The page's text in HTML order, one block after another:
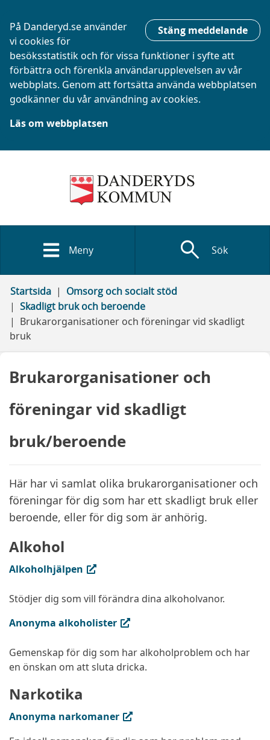
Stäng meddelande
På Danderyd.se använder
vi cookies för
besöksstatistik och för vissa funktioner i syfte att
förbättra och förenkla användarupplevelsen av vår
webbplats. Genom att fortsätta använda webbplatsen
godkänner du vår användning av cookies.
Läs om webbplatsen
Meny search Sök
Startsida
Omsorg och socialt stöd
Skadligt bruk och beroende
Brukarorganisationer och föreningar vid skadligt
bruk
Brukarorganisationer och
föreningar vid skadligt
bruk/beroende
Här har vi samlat olika brukarorganisationer och
föreningar för dig som har ett skadligt bruk eller
beroende, eller för dig som är anhörig.
Alkohol
Alkoholhjälpen
(extern länk, öppnas i ny flik)
Stödjer dig som vill förändra dina alkoholvanor.
Anonyma alkoholister
(extern länk, öppnas i ny flik)
Gemenskap för dig som har alkoholproblem och har
en önskan om att sluta dricka.
Narkotika
Anonyma narkomaner
(extern länk, öppnas i ny flik)